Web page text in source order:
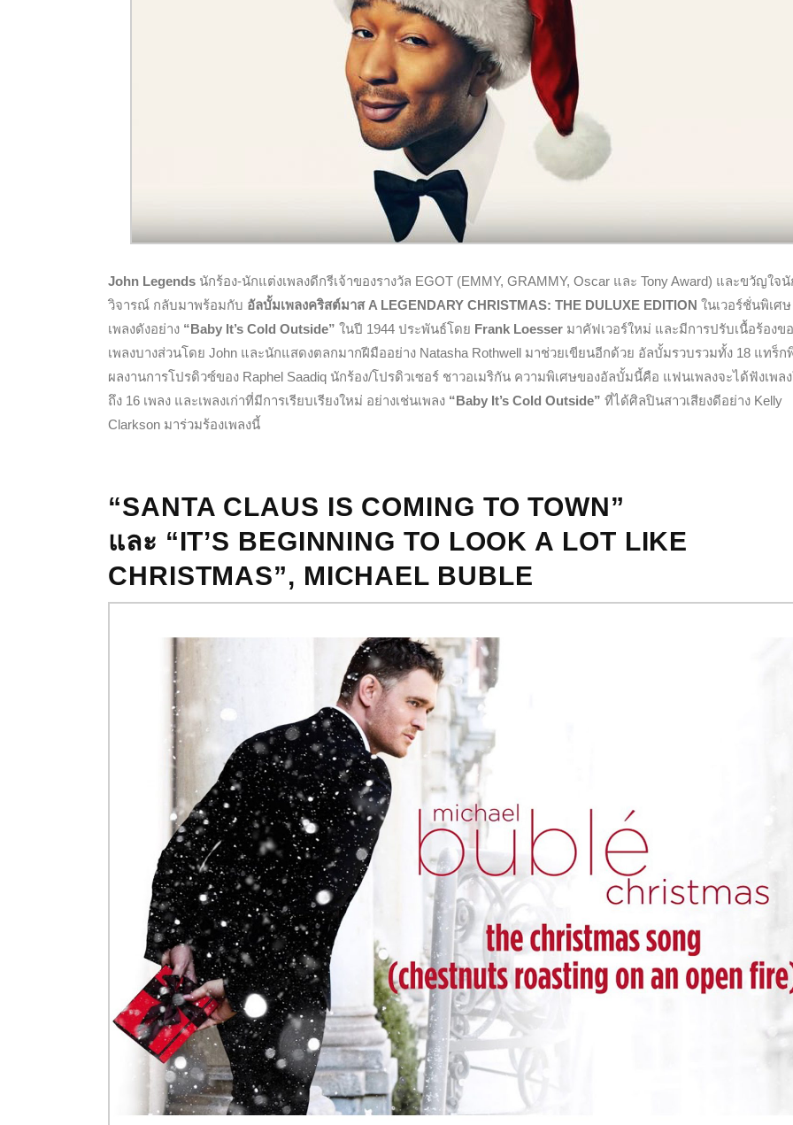
John Legends นักร้อง-นักแต่งเพลงดีกรีเจ้าของรางวัล EGOT (EMMY, GRAMMY, Oscar และ Tony Award) และขวัญใจนั
วิจารณ์ กลับมาพร้อมกับ อัลบั้มเพลงคริสต์มาส A LEGENDARY CHRISTMAS: THE DULUXE EDITION ในเวอร์ชั่นพิเศ
เพลงดังอย่าง “Baby It’s Cold Outside” ในปี 1944 ประพันธ์โดย Frank Loesser มาคัฟเวอร์ใหม่ และมีการปรับเนื้อร้องข
เพลงบางส่วนโดย John และนักแสดงตลกมากฝีมืออย่าง Natasha Rothwell มาช่วยเขียนอีกด้วย อัลบั้มรวบรวมทั้ง 18 แทร็ก
ผลงานการโปรดิวซ์ของ Raphel Saadiq นักร้อง/โปรดิวเซอร์ ชาวอเมริกัน ความพิเศษของอัลบั้มนี้คือ แฟนเพลงจะได้ฟังเพล
ถึง 16 เพลง และเพลงเก่าที่มีการเรียบเรียงใหม่ อย่างเช่นเพลง “Baby It’s Cold Outside” ที่ได้ศิลปินสาวเสียงดีอย่าง Kelly
Clarkson มาร่วมร้องเพลงนี้
“SANTA CLAUS IS COMING TO TOWN”
และ “IT’S BEGINNING TO LOOK A LOT LIKE
CHRISTMAS”, MICHAEL BUBLE